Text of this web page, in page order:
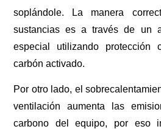
soplándole. La manera
sustancias es a través de un
especial utilizando protección
carbón activado.
Por otro lado, el
ventilación aumenta las
carbono del equipo, por eso